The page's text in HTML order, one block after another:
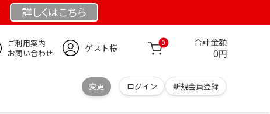
詳しくはこちら
ご利用案内
お問い合わせ
ゲスト様 0 合計金額
0円
変更 ログイン 新規会員登録